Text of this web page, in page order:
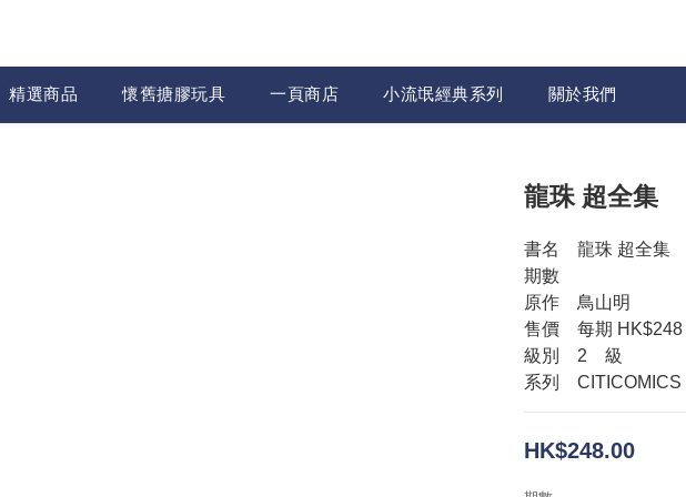
精選商品 懷舊搪膠玩具 一頁商店 小流氓經典系列 關於我們
龍珠 超全集
書名　龍珠 超全集
期數
原作　鳥山明
售價　每期 HK$248
級別　2　級
系列　CITICOMICS
HK$248.00